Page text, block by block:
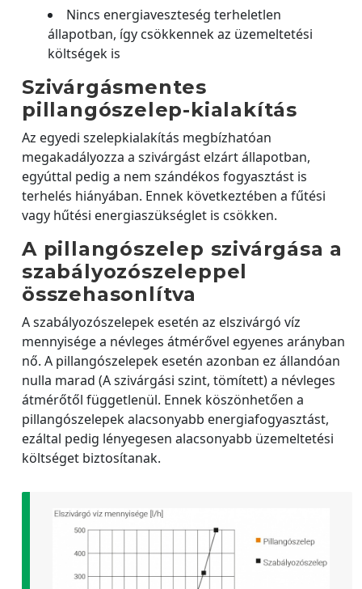
Nincs energiaveszteség terheletlen
állapotban, így csökkennek az üzemeltetési
költségek is
Szivárgásmentes
pillangószelep-kialakítás
Az egyedi szelepkialakítás megbízhatóan
megakadályozza a szivárgást elzárt állapotban,
egyúttal pedig a nem szándékos fogyasztást is
terhelés hiányában. Ennek következtében a fűtési
vagy hűtési energiaszükséglet is csökken.
A pillangószelep szivárgása a
szabályozószeleppel
összehasonlítva
A szabályozószelepek esetén az elszivárgó víz
mennyisége a névleges átmérővel egyenes arányban
nő. A pillangószelepek esetén azonban ez állandóan
nulla marad (A szivárgási szint, tömített) a névleges
átmérőtől függetlenül. Ennek köszönhetően a
pillangószelepek alacsonyabb energiafogyasztást,
ezáltal pedig lényegesen alacsonyabb üzemeltetési
költséget biztosítanak.